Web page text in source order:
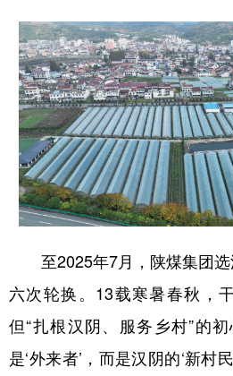
至2025年7月，陕煤集团选
六次轮换。13载寒暑春秋，
但“扎根汉阴、服务乡村”的
是‘外来者’，而是汉阴的‘新村